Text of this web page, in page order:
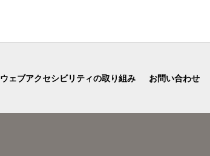
ウェブアクセシビリティの取り組み お問い合わせ